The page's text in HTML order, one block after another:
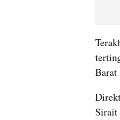
Barat
Sirait